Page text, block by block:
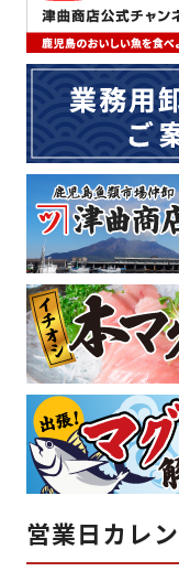
営業日カレ